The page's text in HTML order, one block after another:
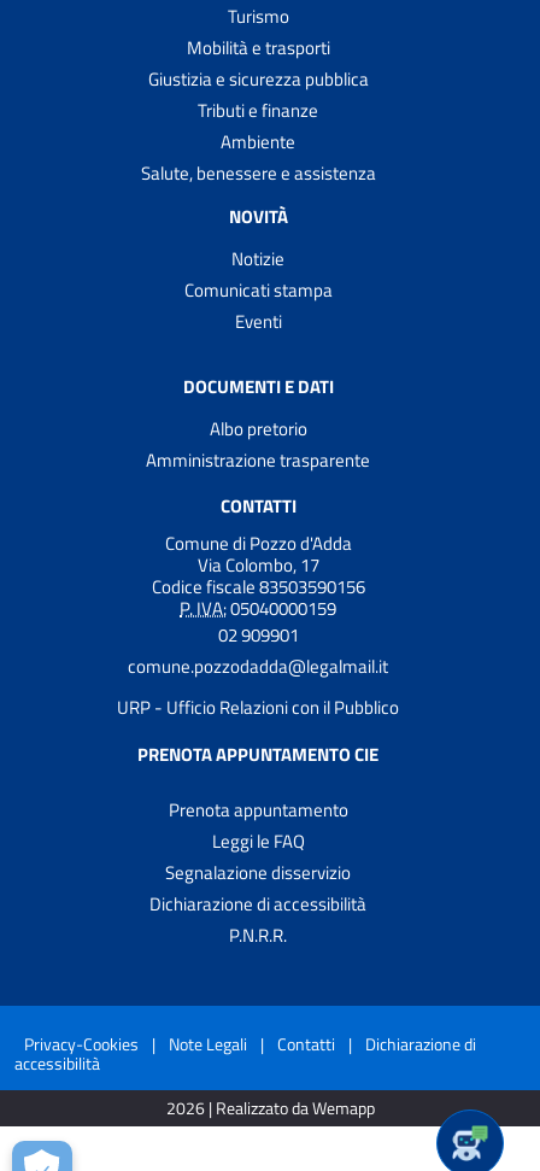
Turismo
Mobilità e trasporti
Giustizia e sicurezza pubblica
Tributi e finanze
Ambiente
Salute, benessere e assistenza
NOVITÀ
Notizie
Comunicati stampa
Eventi
DOCUMENTI E DATI
Albo pretorio
Amministrazione trasparente
CONTATTI
Comune di Pozzo d'Adda
Via Colombo, 17
Codice fiscale 83503590156
P. IVA:05040000159
02 909901
comune.pozzodadda@legalmail.it
URP - Ufficio Relazioni con il Pubblico
PRENOTA APPUNTAMENTO CIE
Prenota appuntamento
Leggi le FAQ
Segnalazione disservizio
Dichiarazione di accessibilità
P.N.R.R.
Privacy-Cookies | Note Legali | Contatti | Dichiarazione di
accessibilità
2026 | Realizzato da Wemapp